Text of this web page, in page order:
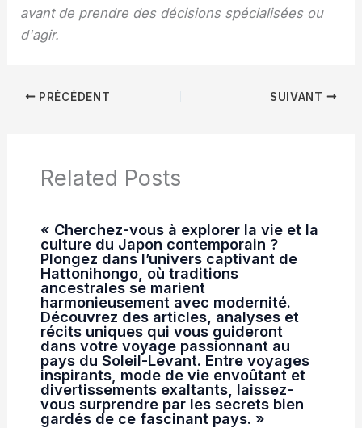
avant de prendre des décisions spécialisées ou
d'agir.
PRÉCÉDENT SUIVANT
Related Posts
« Cherchez-vous à explorer la vie et la
culture du Japon contemporain ?
Plongez dans l’univers captivant de
Hattonihongo, où traditions
ancestrales se marient
harmonieusement avec modernité.
Découvrez des articles, analyses et
récits uniques qui vous guideront
dans votre voyage passionnant au
pays du Soleil-Levant. Entre voyages
inspirants, mode de vie envoûtant et
divertissements exaltants, laissez-
vous surprendre par les secrets bien
gardés de ce fascinant pays. »